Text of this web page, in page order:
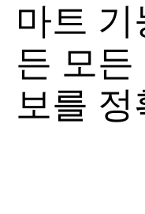
마트
든 모
보를